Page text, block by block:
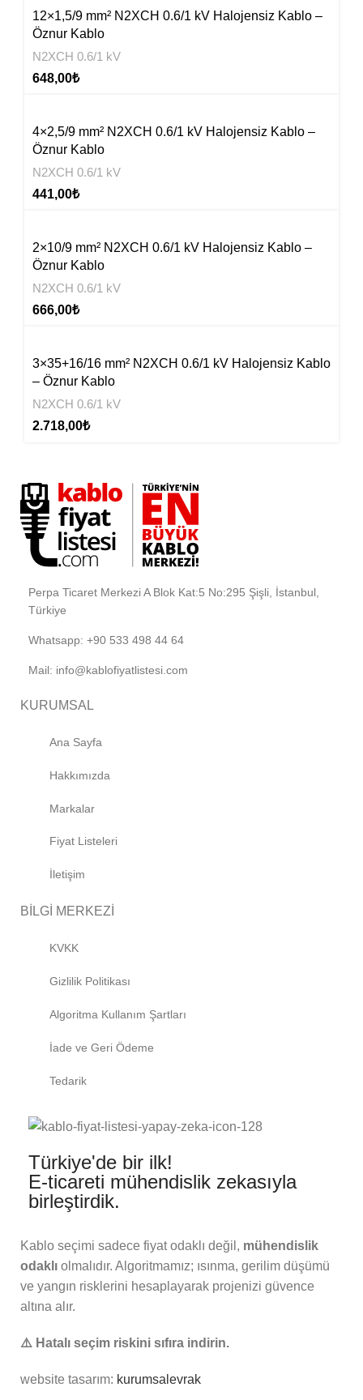
12×1,5/9 mm² N2XCH 0.6/1 kV Halojensiz Kablo –
Öznur Kablo
N2XCH 0.6/1 kV
648,00₺
4×2,5/9 mm² N2XCH 0.6/1 kV Halojensiz Kablo –
Öznur Kablo
N2XCH 0.6/1 kV
441,00₺
2×10/9 mm² N2XCH 0.6/1 kV Halojensiz Kablo –
Öznur Kablo
N2XCH 0.6/1 kV
666,00₺
3×35+16/16 mm² N2XCH 0.6/1 kV Halojensiz Kablo
– Öznur Kablo
N2XCH 0.6/1 kV
2.718,00₺
Perpa Ticaret Merkezi A Blok Kat:5 No:295 Şişli, İstanbul,
Türkiye
Whatsapp: +90 533 498 44 64
Mail: info@kablofiyatlistesi.com
KURUMSAL
Ana Sayfa
Hakkımızda
Markalar
Fiyat Listeleri
İletişim
BİLGİ MERKEZİ
KVKK
Gizlilik Politikası
Algoritma Kullanım Şartları
İade ve Geri Ödeme
Tedarik
Türkiye'de bir ilk!
E-ticareti mühendislik zekasıyla
birleştirdik.
Kablo seçimi sadece fiyat odaklı değil, mühendislik
odaklı olmalıdır. Algoritmamız; ısınma, gerilim düşümü
ve yangın risklerini hesaplayarak projenizi güvence
altına alır.
⚠️ Hatalı seçim riskini sıfıra indirin.
website tasarım: kurumsalevrak